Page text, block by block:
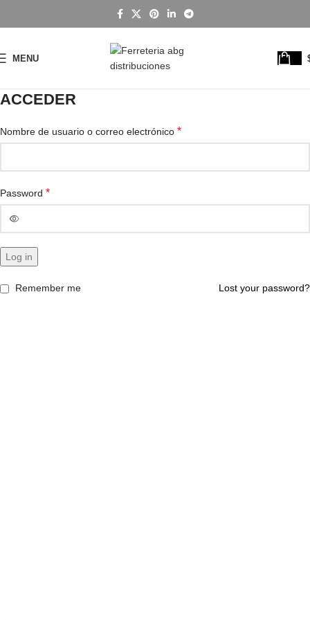
MENU
ACCEDER
Nombre de usuario o correo electrónico *
Password *
Log in
Lost your password?
Remember me